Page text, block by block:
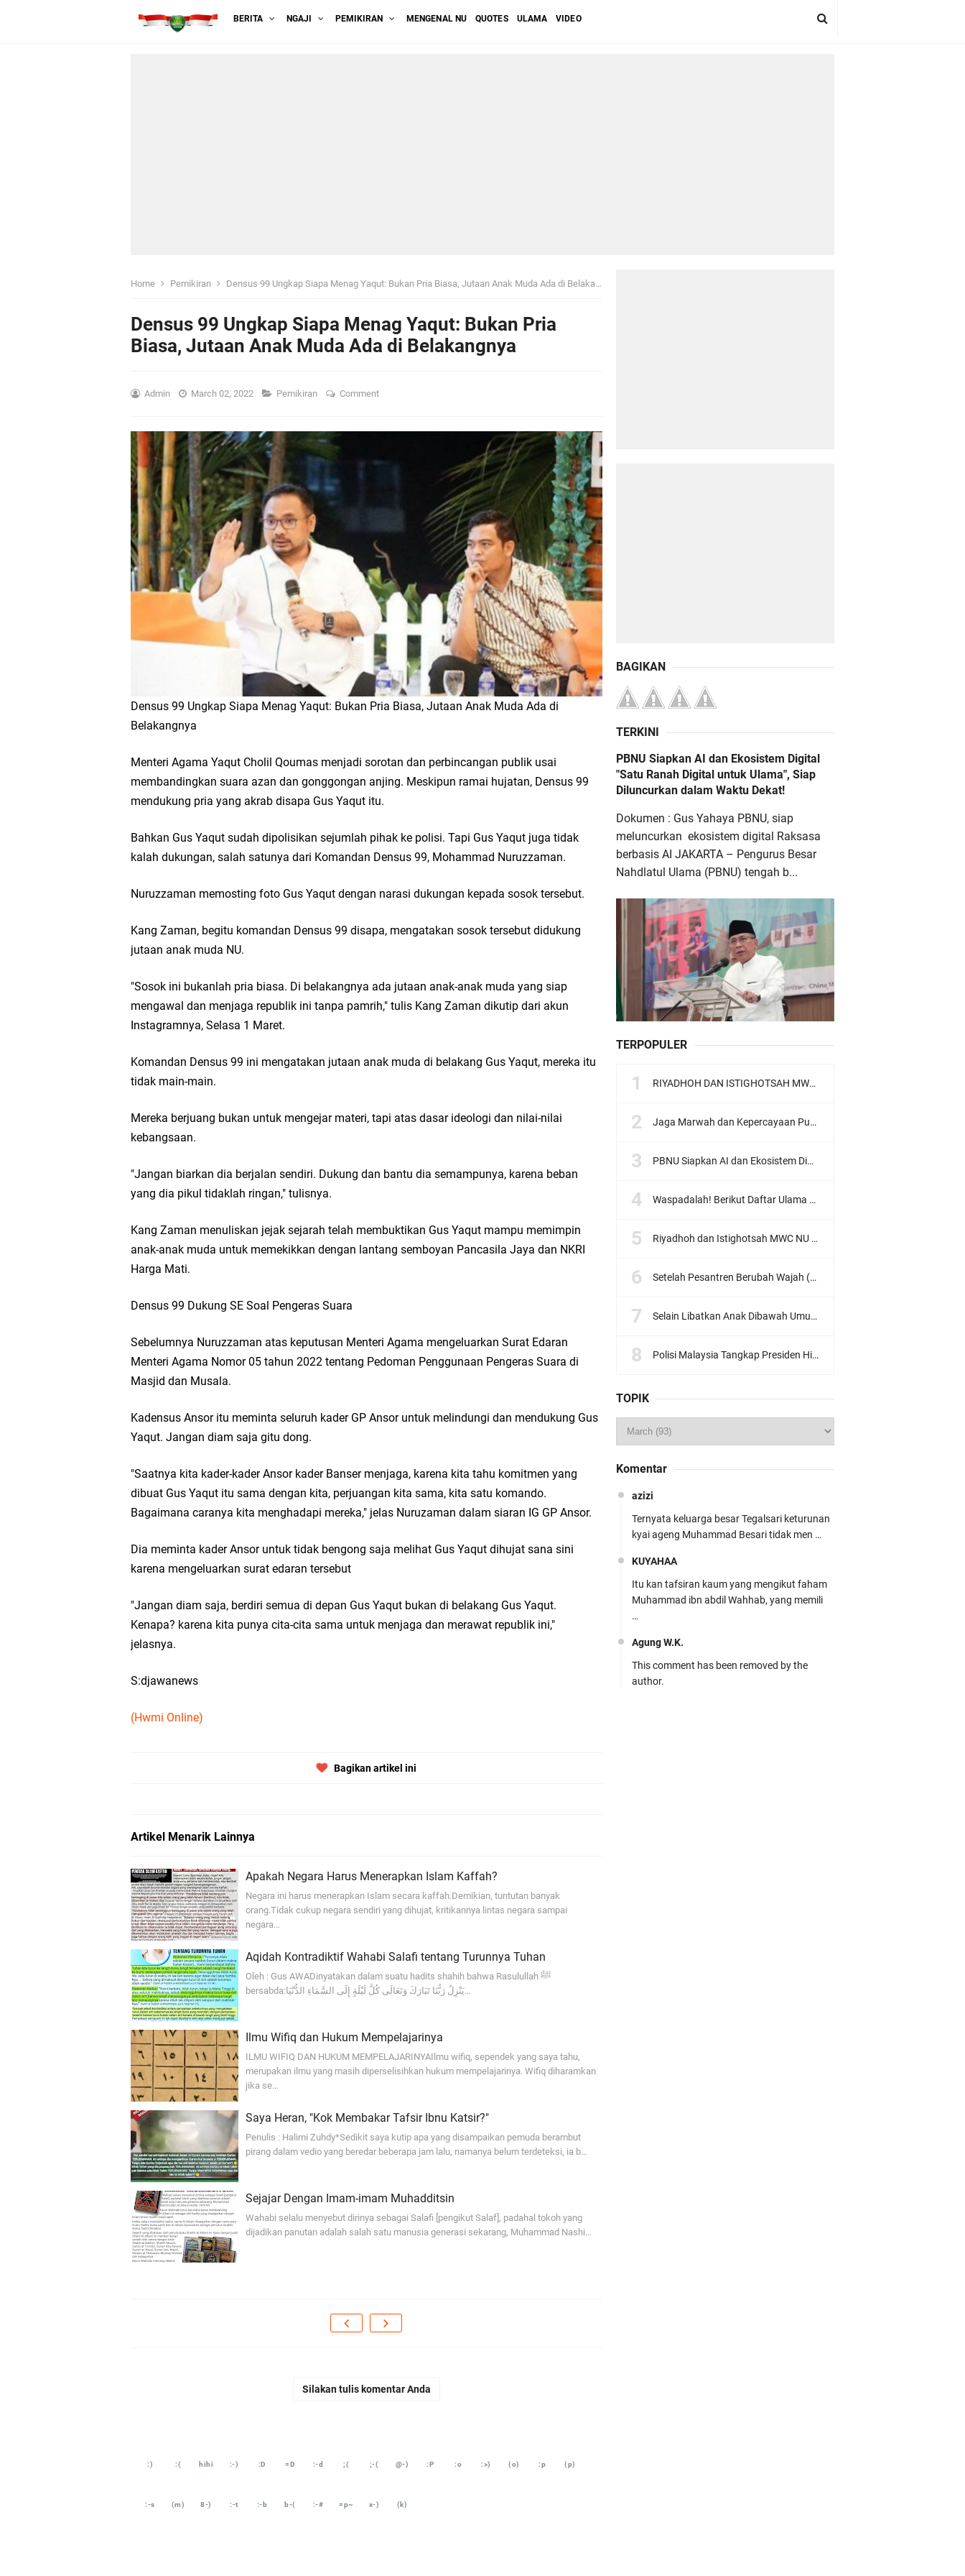
BERITA NGAJI PEMIKIRAN MENGENAL NU QUOTES ULAMA VIDEO
Home Pemikiran Densus 99 Ungkap Siapa Menag Yaqut: Bukan Pria Biasa, Jutaan Anak Muda Ada di Belakangnya
Densus 99 Ungkap Siapa Menag Yaqut: Bukan Pria
Biasa, Jutaan Anak Muda Ada di Belakangnya
Admin March 02, 2022 Pemikiran Comment
Densus 99 Ungkap Siapa Menag Yaqut: Bukan Pria Biasa, Jutaan Anak Muda Ada di
Belakangnya
Menteri Agama Yaqut Cholil Qoumas menjadi sorotan dan perbincangan publik usai
membandingkan suara azan dan gonggongan anjing. Meskipun ramai hujatan, Densus 99
mendukung pria yang akrab disapa Gus Yaqut itu.
Bahkan Gus Yaqut sudah dipolisikan sejumlah pihak ke polisi. Tapi Gus Yaqut juga tidak
kalah dukungan, salah satunya dari Komandan Densus 99, Mohammad Nuruzzaman.
Nuruzzaman memosting foto Gus Yaqut dengan narasi dukungan kepada sosok tersebut.
Kang Zaman, begitu komandan Densus 99 disapa, mengatakan sosok tersebut didukung
jutaan anak muda NU.
"Sosok ini bukanlah pria biasa. Di belakangnya ada jutaan anak-anak muda yang siap
mengawal dan menjaga republik ini tanpa pamrih," tulis Kang Zaman dikutip dari akun
Instagramnya, Selasa 1 Maret.
Komandan Densus 99 ini mengatakan jutaan anak muda di belakang Gus Yaqut, mereka itu
tidak main-main.
Mereka berjuang bukan untuk mengejar materi, tapi atas dasar ideologi dan nilai-nilai
kebangsaan.
"Jangan biarkan dia berjalan sendiri. Dukung dan bantu dia semampunya, karena beban
yang dia pikul tidaklah ringan," tulisnya.
Kang Zaman menuliskan jejak sejarah telah membuktikan Gus Yaqut mampu memimpin
anak-anak muda untuk memekikkan dengan lantang semboyan Pancasila Jaya dan NKRI
Harga Mati.
Densus 99 Dukung SE Soal Pengeras Suara
Sebelumnya Nuruzzaman atas keputusan Menteri Agama mengeluarkan Surat Edaran
Menteri Agama Nomor 05 tahun 2022 tentang Pedoman Penggunaan Pengeras Suara di
Masjid dan Musala.
Kadensus Ansor itu meminta seluruh kader GP Ansor untuk melindungi dan mendukung Gus
Yaqut. Jangan diam saja gitu dong.
"Saatnya kita kader-kader Ansor kader Banser menjaga, karena kita tahu komitmen yang
dibuat Gus Yaqut itu sama dengan kita, perjuangan kita sama, kita satu komando.
Bagaimana caranya kita menghadapi mereka," jelas Nuruzaman dalam siaran IG GP Ansor.
Dia meminta kader Ansor untuk tidak bengong saja melihat Gus Yaqut dihujat sana sini
karena mengeluarkan surat edaran tersebut
"Jangan diam saja, berdiri semua di depan Gus Yaqut bukan di belakang Gus Yaqut.
Kenapa? karena kita punya cita-cita sama untuk menjaga dan merawat republik ini,"
jelasnya.
S:djawanews
(Hwmi Online)
Bagikan artikel ini
Artikel Menarik Lainnya
Apakah Negara Harus Menerapkan Islam Kaffah?
Negara ini harus menerapkan Islam secara kaffah.Demikian, tuntutan banyak
orang.Tidak cukup negara sendiri yang dihujat, kritikannya lintas negara sampai
negara…
Aqidah Kontradiktif Wahabi Salafi tentang Turunnya Tuhan
Oleh : Gus AWADinyatakan dalam suatu hadits shahih bahwa Rasulullah ﷺ
bersabda:يَنْزِلُ رَبُّنَا تَبَارَكَ وَتَعَالَى كُلَّ لَيْلَةٍ إِلَى السَّمَاءِ الدُّنْيَا…
Ilmu Wifiq dan Hukum Mempelajarinya
ILMU WIFIQ DAN HUKUM MEMPELAJARINYAIlmu wifiq, sependek yang saya tahu,
merupakan ilmu yang masih diperselisihkan hukum mempelajarinya. Wifiq diharamkan
jika se…
Saya Heran, "Kok Membakar Tafsir Ibnu Katsir?"
Penulis : Halimi Zuhdy*Sedikit saya kutip apa yang disampaikan pemuda berambut
pirang dalam vedio yang beredar beberapa jam lalu, namanya belum terdeteksi, ia b…
Sejajar Dengan Imam-imam Muhadditsin
Wahabi selalu menyebut dirinya sebagai Salafi [pengikut Salaf], padahal tokoh yang
dijadikan panutan adalah salah satu manusia generasi sekarang, Muhammad Nashi…
Silakan tulis komentar Anda
:) :( hihi :-) :D =D :-d ;( ;-( @-) :P :o :>) (o) :p (p)
:-s (m) 8-) :-t :-b b-( :-# =p~ x-) (k)
BAGIKAN
TERKINI
PBNU Siapkan AI dan Ekosistem Digital
"Satu Ranah Digital untuk Ulama", Siap
Diluncurkan dalam Waktu Dekat!
Dokumen : Gus Yahaya PBNU, siap
meluncurkan ekosistem digital Raksasa
berbasis AI JAKARTA – Pengurus Besar
Nahdlatul Ulama (PBNU) tengah b...
TERPOPULER
RIYADHOH DAN ISTIGHOTSAH MWC NU LOWOKWARU Menyambut Muktamar NU ke-35, Meneguhkan Sanad Laku Para Muassis
Jaga Marwah dan Kepercayaan Publik, Ratusan Guru Ngaji Kota Malang Serukan Deklarasi Ramah Anak
PBNU Siapkan AI dan Ekosistem Digital "Satu Ranah Digital untuk Ulama", Siap Diluncurkan dalam Waktu Dekat!
Waspadalah! Berikut Daftar Ulama Wahabi di Seluruh Dunia dan Karya-karyanya
Riyadhoh dan Istighotsah MWC NU Lowokwaru: Menguatkan Doa, Menjalin Ukhuwah Menyambut Muktamar NU ke-35
Setelah Pesantren Berubah Wajah (Dari NU Ke Wahabi)
Selain Libatkan Anak Dibawah Umur, Aksi Ganyang Komunis Jadi Sorotan Karena Ada Narasi Halal Sembelih Orang
Polisi Malaysia Tangkap Presiden Hizbut Tahrir Saat Konferensi Pers
TOPIK
Komentar
azizi
Ternyata keluarga besar Tegalsari keturunan
kyai ageng Muhammad Besari tidak men …
KUYAHAA
Itu kan tafsiran kaum yang mengikut faham
Muhammad ibn abdil Wahhab, yang memili
…
Agung W.K.
This comment has been removed by the
author.